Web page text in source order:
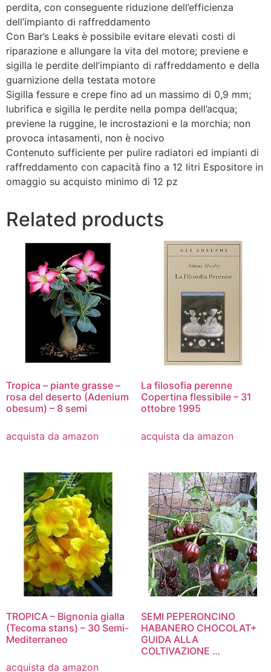
perdita, con conseguente riduzione dell’efficienza
dell’impianto di raffreddamento
Con Bar’s Leaks è possibile evitare elevati costi di
riparazione e allungare la vita del motore; previene e
sigilla le perdite dell’impianto di raffreddamento e della
guarnizione della testata motore
Sigilla fessure e crepe fino ad un massimo di 0,9 mm;
lubrifica e sigilla le perdite nella pompa dell’acqua;
previene la ruggine, le incrostazioni e la morchia; non
provoca intasamenti, non è nocivo
Contenuto sufficiente per pulire radiatori ed impianti di
raffreddamento con capacità fino a 12 litri Espositore in
omaggio su acquisto minimo di 12 pz
Related products
Tropica – piante grasse –
rosa del deserto (Adenium
obesum) – 8 semi
acquista da amazon
La filosofia perenne
Copertina flessibile – 31
ottobre 1995
acquista da amazon
TROPICA – Bignonia gialla
(Tecoma stans) – 30 Semi-
Mediterraneo
acquista da amazon
SEMI PEPERONCINO
HABANERO CHOCOLAT+
GUIDA ALLA
COLTIVAZIONE …